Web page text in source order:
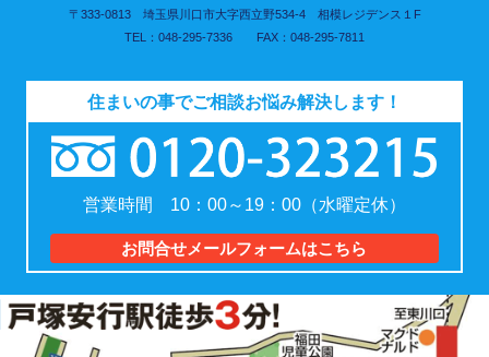
〒333-0813 埼玉県川口市大字西立野534-4 相模レジデンス１F
048-295-7336
048-295-7811
住まいの事でご相談お悩み解決します！
営業時間 10：00～19：00（水曜定休）
お問合せメールフォームはこちら